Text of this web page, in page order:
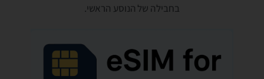
בחבילה של הנוסע הראשי.